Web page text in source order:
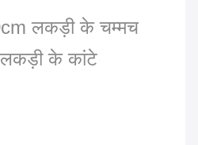
लकड़ी के चम्मच
के कांटे